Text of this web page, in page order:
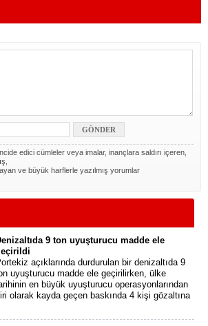
edici cümleler veya imalar, inançlara saldırı içeren,
ve büyük harflerle yazılmış yorumlar
9 ton uyuşturucu madde ele
açıklarında durdurulan bir denizaltıda 9
uyuşturucu madde ele geçirilirken, ülke
en büyük uyuşturucu operasyonlarından
olarak kayda geçen baskında 4 kişi gözaltına